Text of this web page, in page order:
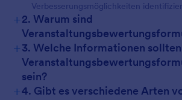
Verbesserungsmöglichkeiten
+2. Warum sind
+3. Welche Informationen
sein?
+4. Gibt es verschiedene Arten